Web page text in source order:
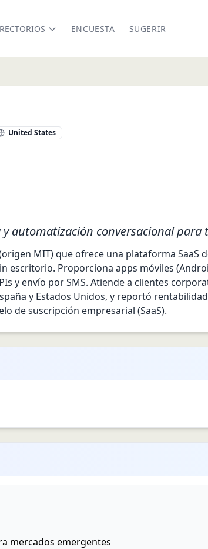
ENCUESTA SUGERIR
United States
company/twnel
automatización conversacional para
MIT) que ofrece una plataforma
escritorio. Proporciona apps móviles
y envío por SMS. Atiende a clientes
y Estados Unidos, y reportó
de suscripción empresarial (SaaS).
mercados emergentes